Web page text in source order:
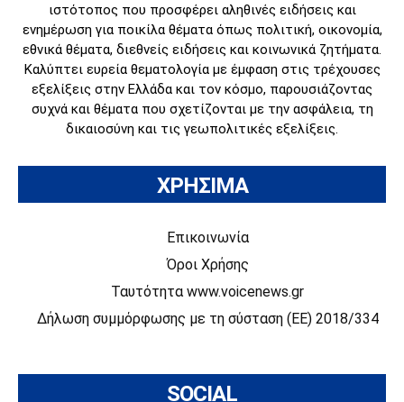
ιστότοπος που προσφέρει αληθινές ειδήσεις και
ενημέρωση για ποικίλα θέματα όπως πολιτική, οικονομία,
εθνικά θέματα, διεθνείς ειδήσεις και κοινωνικά ζητήματα.
Καλύπτει ευρεία θεματολογία με έμφαση στις τρέχουσες
εξελίξεις στην Ελλάδα και τον κόσμο, παρουσιάζοντας
συχνά και θέματα που σχετίζονται με την ασφάλεια, τη
δικαιοσύνη και τις γεωπολιτικές εξελίξεις.
ΧΡΗΣΙΜΑ
Επικοινωνία
Όροι Χρήσης
Ταυτότητα www.voicenews.gr
Δήλωση συμμόρφωσης με τη σύσταση (ΕΕ) 2018/334
SOCIAL